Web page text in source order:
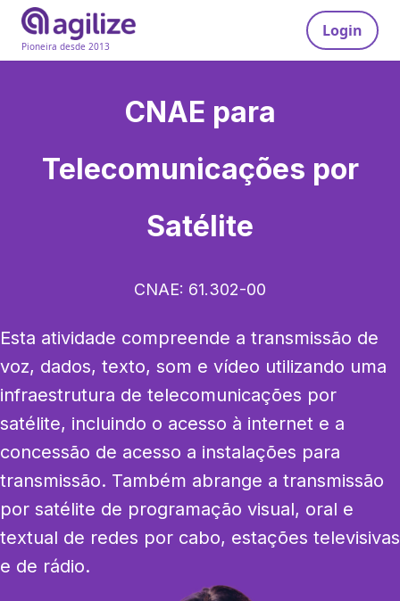
Pioneira desde 2013
Login
CNAE para
Telecomunicações por
Satélite
CNAE: 61.302-00
Esta atividade compreende a transmissão de
voz, dados, texto, som e vídeo utilizando uma
infraestrutura de telecomunicações por
satélite, incluindo o acesso à internet e a
concessão de acesso a instalações para
transmissão. Também abrange a transmissão
por satélite de programação visual, oral e
textual de redes por cabo, estações televisivas
e de rádio.